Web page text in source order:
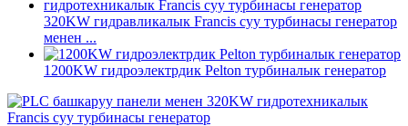
320KW гидравликалык Francis суу турбинасы генератор
менен ...
1200KW гидроэлектрдик Pelton турбиналык генератор